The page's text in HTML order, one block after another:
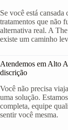
Se você está cansada
tratamentos que não
alternativa real. A
existe um caminho
Atendemos em Alto
discrição
Você não precisa
uma solução.
completa, equipe
sentir você mesma.